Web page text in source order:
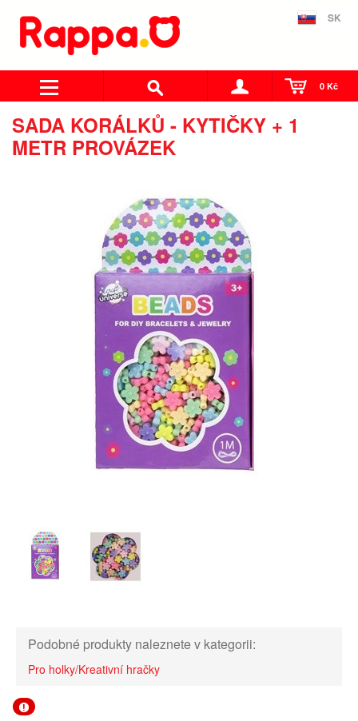
SK
0 Kč
SADA KORÁLKŮ - KYTIČKY + 1
METR PROVÁZEK
Podobné produkty naleznete v kategorii:
Pro holky/Kreativní hračky